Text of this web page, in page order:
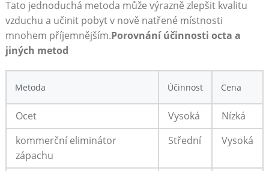
Tato jednoduchá metoda⁢ může výrazně ⁣zlepšit kvalitu
vzduchu a⁤ učinit pobyt v nově natřené místnosti
mnohem příjemnějším.Porovnání ‍účinnosti octa a
jiných metod
Metoda Účinnost Cena
Ocet Vysoká
Nízká
kommerční eliminátor‍
zápachu
Střední Vysoká